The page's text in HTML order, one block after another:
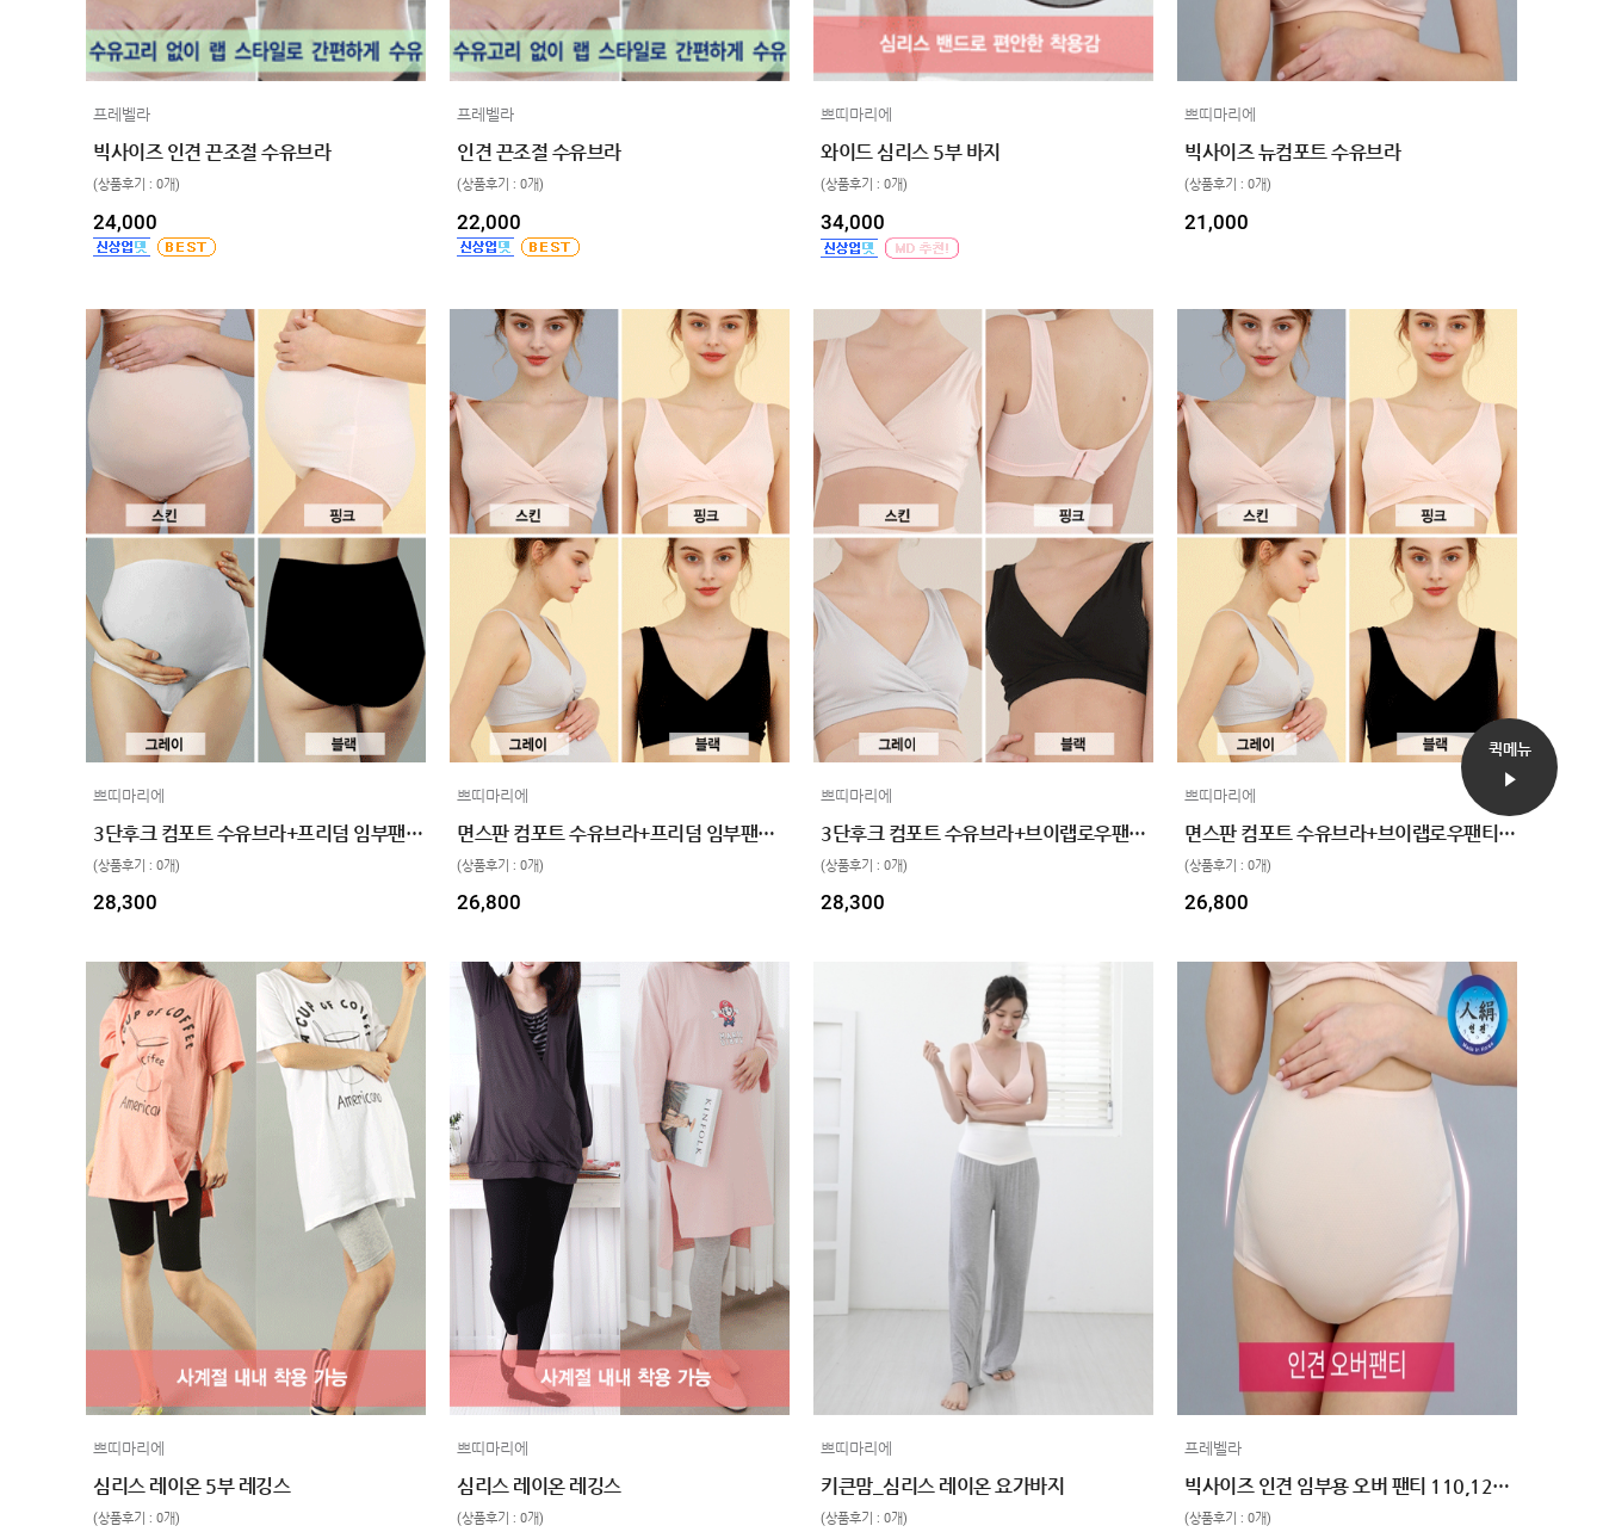
퀵메뉴
프레벨라
빅사이즈 인견 끈조절 수유브라
(상품후기 : 0개)
24,000
프레벨라
인견 끈조절 수유브라
(상품후기 : 0개)
22,000
쁘띠마리에
와이드 심리스 5부 바지
(상품후기 : 0개)
34,000
쁘띠마리에
빅사이즈 뉴컴포트 수유브라
(상품후기 : 0개)
21,000
쁘띠마리에
3단후크 컴포트 수유브라+프리덤 임부팬티 SET
(상품후기 : 0개)
28,300
쁘띠마리에
면스판 컴포트 수유브라+프리덤 임부팬티 SET
(상품후기 : 0개)
26,800
쁘띠마리에
3단후크 컴포트 수유브라+브이랩로우팬티 SET
(상품후기 : 0개)
28,300
쁘띠마리에
면스판 컴포트 수유브라+브이랩로우팬티 SET
(상품후기 : 0개)
26,800
쁘띠마리에
심리스 레이온 5부 레깅스
(상품후기 : 0개)
쁘띠마리에
심리스 레이온 레깅스
(상품후기 : 0개)
쁘띠마리에
키큰맘_심리스 레이온 요가바지
(상품후기 : 0개)
프레벨라
빅사이즈 인견 임부용 오버 팬티 110,120 2color
(상품후기 : 0개)
SALE
MYPAGE
COMPANY